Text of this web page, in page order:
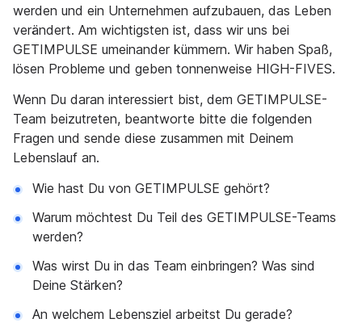
werden und ein Unternehmen aufzubauen, das Leben
verändert. Am wichtigsten ist, dass wir uns bei
GETIMPULSE umeinander kümmern. Wir haben Spaß,
lösen Probleme und geben tonnenweise HIGH-FIVES.
Wenn Du daran interessiert bist, dem GETIMPULSE-
Team beizutreten, beantworte bitte die folgenden
Fragen und sende diese zusammen mit Deinem
Lebenslauf an.
Wie hast Du von GETIMPULSE gehört?
Warum möchtest Du Teil des GETIMPULSE-Teams
werden?
Was wirst Du in das Team einbringen? Was sind
Deine Stärken?
An welchem Lebensziel arbeitst Du gerade?